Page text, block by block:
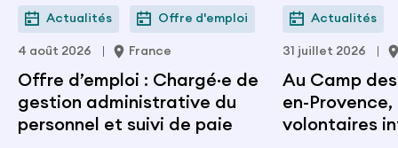
Actualités Offre d'emploi
4 août 2026 France
Offre d’emploi : Chargé·e de
gestion administrative du
personnel et suivi de paie
Actualités
31 juillet 2026
Au Camp
en-
volontaires